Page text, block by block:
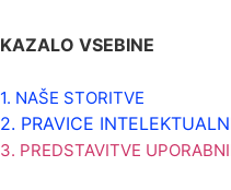
KAZALO VSEBINE
1. NAŠE STORITVE
2. PRAVICE
3. PREDSTAVITVE